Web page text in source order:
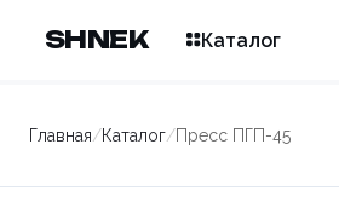
SHNEK Каталог
Главная/Каталог/Пресс ПГП-45